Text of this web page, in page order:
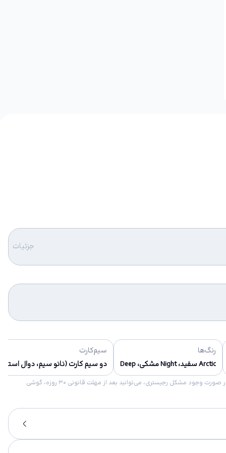
جزئیات
رنگ‌ها
Arctic سفید، Night مشکی، Deep
سیم‌کارت
دو سیم کارت (نانو سیم، دوال
امکان برگشت کالا در گروه موبایل با دلیل “انصراف از خرید“ تنها در صورتی مورد قبول است که پلمب کالا باز نشده باشد. تمام گوشی‌های جی‌اس‌ام ضمانت رجیستری دارند. در صورت وجود مشکل رجیستری، می‌توانید بعد از مهلت قانونی ۳۰ روزه، گوشی